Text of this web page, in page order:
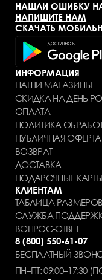
НАШЛИ ОШИБКУ
НАПИШИТЕ НАМ
СКАЧАТЬ
ИНФОРМАЦИЯ
НАШИ МАГАЗИНЫ
СКИДКА НА ДЕНЬ
ОПЛАТА
ПОЛИТИКА
ПУБЛИЧНАЯ ОФЕРТА
ВОЗВРАТ
ДОСТАВКА
ПОДАРОЧНЫЕ КАРТЫ
КЛИЕНТАМ
ТАБЛИЦА РАЗМЕРОВ
СЛУЖБА
ВОПРОС-ОТВЕТ
8 (800) 550-61-07
БЕСПЛАТНЫЙ
ПН–ПТ: 09:00–17:30